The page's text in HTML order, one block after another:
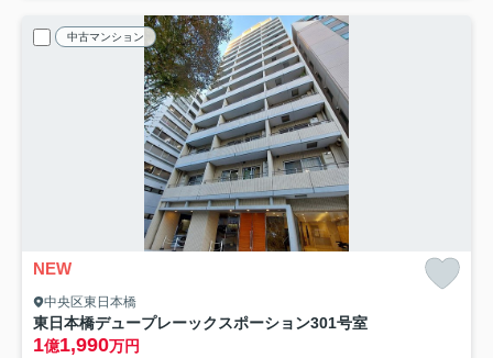
中古マンション
NEW
中央区東日本橋
東日本橋デュープレーックスポーション301号室
1億1,990万円